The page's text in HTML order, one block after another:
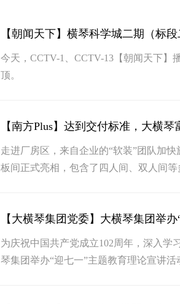
【朝闻天下】横琴科学城二期（标
今天，CCTV-1、CCTV-13【朝闻天下】
顶。
【南方Plus】达到交付标准，大横
走进厂房区，来自企业的“软装”团队加
板间正式亮相，包含了四人间、双人间
为庆祝中国共产党成立102周年，深入学
琴集团举办“迎七一”主题教育理论宣讲